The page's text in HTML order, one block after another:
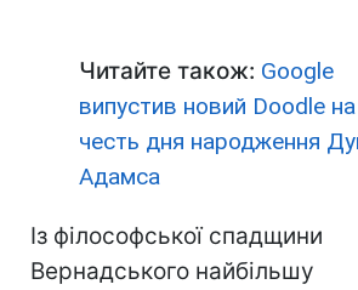
Читайте також: Google
випустив новий Doodle на
честь дня народження
Адамса
Із філософської спадщини
Вернадського найбільшу